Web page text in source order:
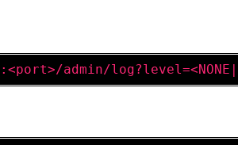
:<port>/admin/